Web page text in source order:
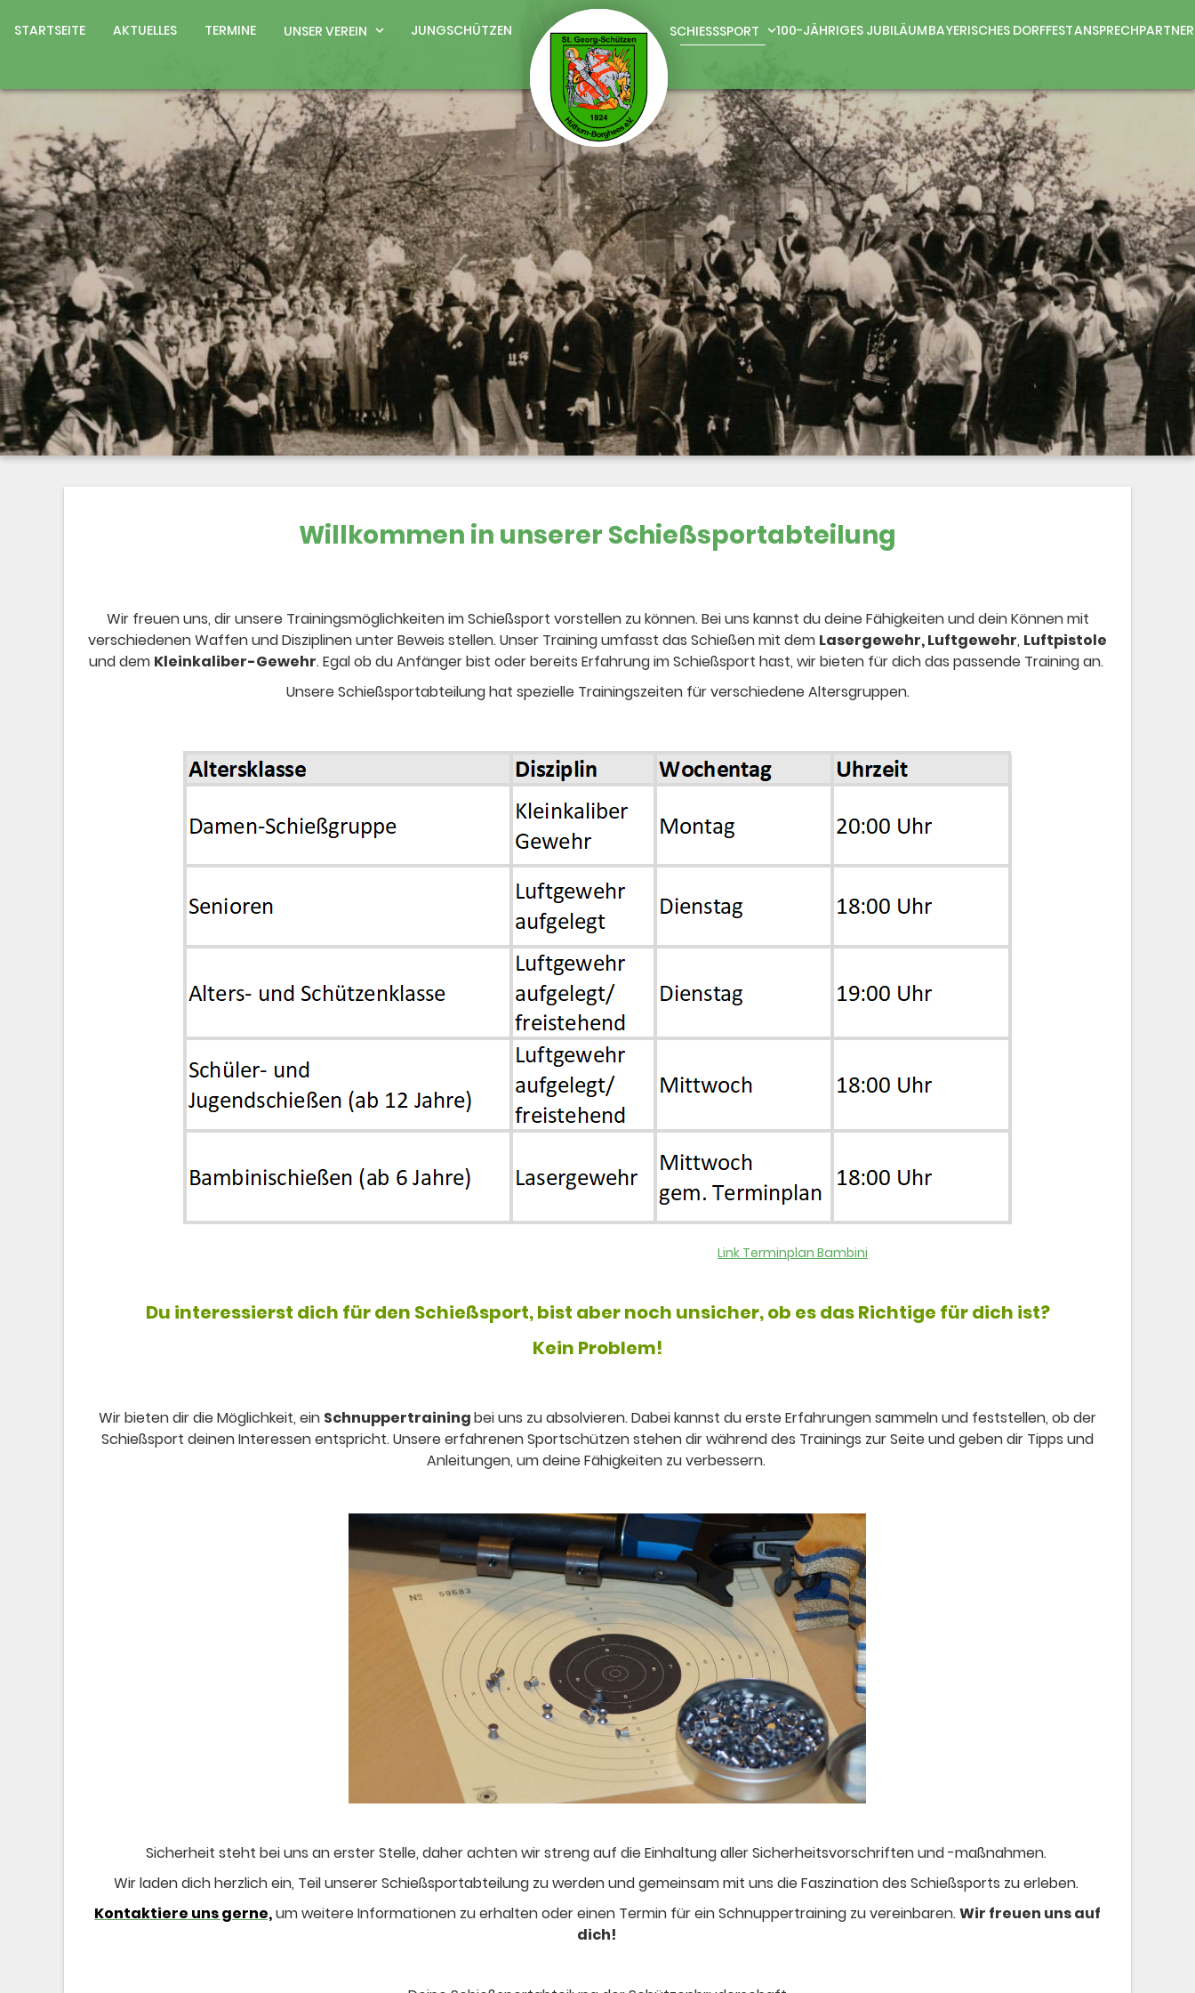
STARTSEITE AKTUELLES TERMINE UNSER VEREIN expand_more JUNGSCHÜTZEN SCHIESSSPORT expand_more100-JÄHRIGES JUBILÄUMBAYERISCHES DORFFESTANSPRECHPARTNER
Willkommen in unserer Schießsportabteilung
Wir freuen uns, dir unsere Trainingsmöglichkeiten im Schießsport vorstellen zu können. Bei uns kannst du deine Fähigkeiten und dein Können mit
verschiedenen Waffen und Disziplinen unter Beweis stellen. Unser Training umfasst das Schießen mit dem Lasergewehr, Luftgewehr, Luftpistole
und dem Kleinkaliber-Gewehr. Egal ob du Anfänger bist oder bereits Erfahrung im Schießsport hast, wir bieten für dich das passende Training an.
Unsere Schießsportabteilung hat spezielle Trainingszeiten für verschiedene Altersgruppen.
Link Terminplan Bambini
Du interessierst dich für den Schießsport, bist aber noch unsicher, ob es das Richtige für dich ist?
Kein Problem!
Wir bieten dir die Möglichkeit, ein Schnuppertrainingbei uns zu absolvieren. Dabei kannst du erste Erfahrungen sammeln und feststellen, ob der
Schießsport deinen Interessen entspricht. Unsere erfahrenen Sportschützen stehen dir während des Trainings zur Seite und geben dir Tipps und
Anleitungen, um deine Fähigkeiten zu verbessern.
Sicherheit steht bei uns an erster Stelle, daher achten wir streng auf die Einhaltung aller Sicherheitsvorschriften und -maßnahmen.
Wir laden dich herzlich ein, Teil unserer Schießsportabteilung zu werden und gemeinsam mit uns die Faszination des Schießsports zu erleben.
​Kontaktiere uns gerne,um weitere Informationen zu erhalten oder einen Termin für ein Schnuppertraining zu vereinbaren.Wir freuen uns auf
dich!